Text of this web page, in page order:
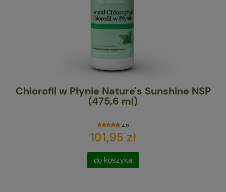
Chlorofil w Płynie Nature's Sunshine NSP
(475,6 ml)
4.9
101,95 zł
do koszyka